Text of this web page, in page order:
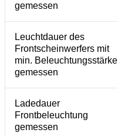
gemessen
Leuchtdauer des
Frontscheinwerfers mit
min. Beleuchtungsstärke
gemessen
Ladedauer
Frontbeleuchtung
gemessen